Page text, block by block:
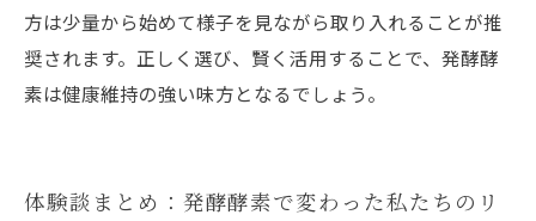
方は少量から始めて様子を見ながら取り入れることが推
奨されます。正しく選び、賢く活用することで、発酵酵
素は健康維持の強い味方となるでしょう。
体験談まとめ：発酵酵素で変わった私たちのリ